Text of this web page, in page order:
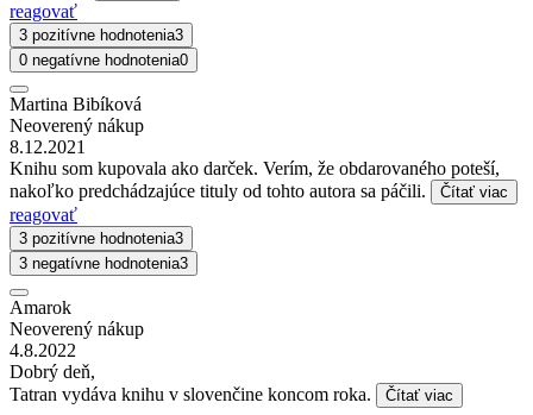
reagovať
3 pozitívne hodnotenia3
0 negatívne hodnotenia0
Martina Bibíková
Neoverený nákup
8.12.2021
Knihu som kupovala ako darček. Verím, že obdarovaného poteší,
nakoľko predchádzajúce tituly od tohto autora sa páčili.
Čítať viac
reagovať
3 pozitívne hodnotenia3
3 negatívne hodnotenia3
Amarok
Neoverený nákup
4.8.2022
Dobrý deň,
Tatran vydáva knihu v slovenčine koncom roka.
Čítať viac